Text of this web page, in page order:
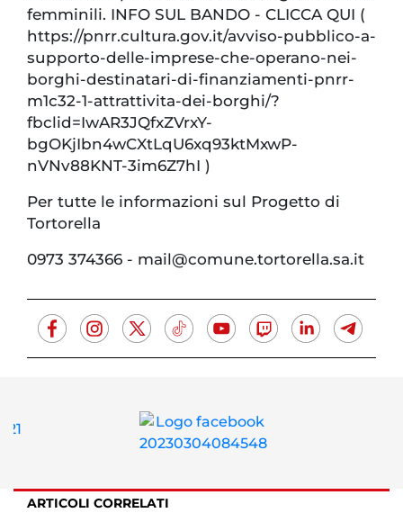
femminili. INFO SUL BANDO - CLICCA QUI (
https://pnrr.cultura.gov.it/avviso-pubblico-a-
supporto-delle-imprese-che-operano-nei-
borghi-destinatari-di-finanziamenti-pnrr-
m1c32-1-attrattivita-dei-borghi/?
fbclid=IwAR3JQfxZVrxY-
bgOKjIbn4wCXtLqU6xq93ktMxwP-
nVNv88KNT-3im6Z7hI )
Per tutte le informazioni sul Progetto di
Tortorella
0973 374366 - mail@comune.tortorella.sa.it
ARTICOLI CORRELATI